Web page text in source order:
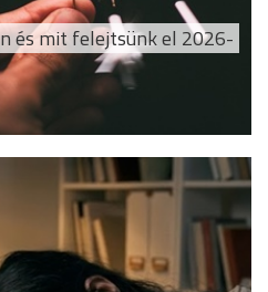
és mit felejtsünk el 2026-